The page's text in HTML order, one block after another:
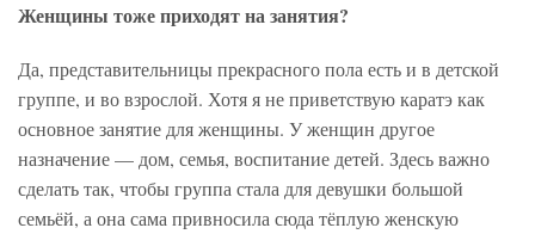
Женщины тоже приходят на занятия?
Да, представительницы прекрасного пола есть и в детской
группе, и во взрослой. Хотя я не приветствую каратэ как
основное занятие для женщины. У женщин другое
назначение — дом, семья, воспитание детей. Здесь важно
сделать так, чтобы группа стала для девушки большой
семьёй, а она сама привносила сюда тёплую женскую